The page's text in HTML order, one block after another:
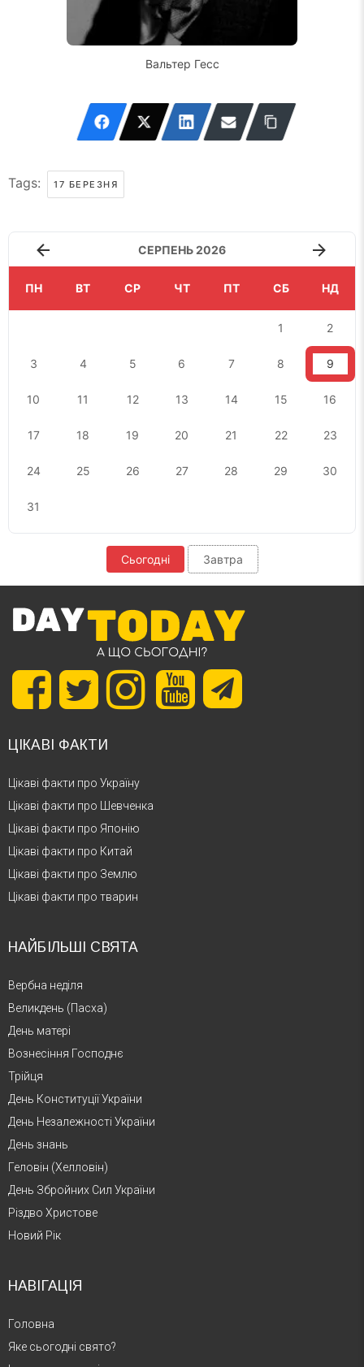
Вальтер Гесс
Tags: 17 БЕРЕЗНЯ
СЕРПЕНЬ 2026
ПН ВТ СР ЧТ ПТ СБ НД
1 2
3 4 5 6 7 8 9
10 11 12 13 14 15 16
17 18 19 20 21 22 23
24 25 26 27 28 29 30
31
Сьогодні Завтра
ЦІКАВІ ФАКТИ
Цікаві факти про Україну
Цікаві факти про Шевченка
Цікаві факти про Японію
Цікаві факти про Китай
Цікаві факти про Землю
Цікаві факти про тварин
НАЙБІЛЬШІ СВЯТА
Вербна неділя
Великдень (Пасха)
День матері
Вознесіння Господнє
Трійця
День Конституції України
День Незалежності України
День знань
Геловін (Хелловін)
День Збройних Сил України
Різдво Христове
Новий Рік
НАВІГАЦІЯ
Головна
Яке сьогодні свято?